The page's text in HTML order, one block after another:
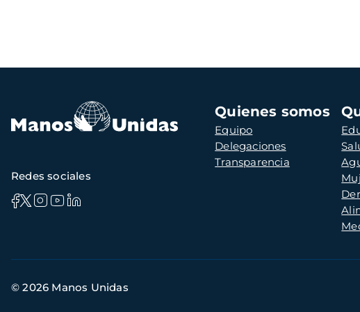
Navegación
principal
Quienes somos
Equipo
Delegaciones
Transparencia
Redes sociales
de
© 2026 Manos Unidas